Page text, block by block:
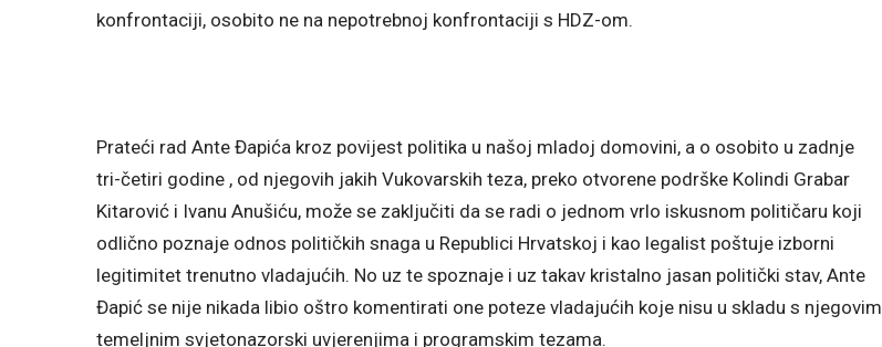
konfrontaciji, osobito ne na nepotrebnoj konfrontaciji s HDZ-om.
Prateći rad Ante Đapića kroz povijest politika u našoj mladoj domovini, a o osobito u zadnje
tri-četiri godine , od njegovih jakih Vukovarskih teza, preko otvorene podrške Kolindi Grabar
Kitarović i Ivanu Anušiću, može se zaključiti da se radi o jednom vrlo iskusnom političaru koji
odlično poznaje odnos političkih snaga u Republici Hrvatskoj i kao legalist poštuje izborni
legitimitet trenutno vladajućih. No uz te spoznaje i uz takav kristalno jasan politički stav, Ante
Đapić se nije nikada libio oštro komentirati one poteze vladajućih koje nisu u skladu s njegovim
temeljnim svjetonazorski uvjerenjima i programskim tezama.